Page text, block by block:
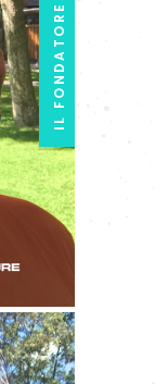
IL FONDATORE